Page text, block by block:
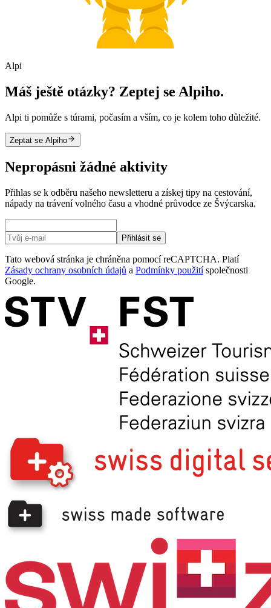
Alpi
Máš ještě otázky? Zeptej se Alpiho.
Alpi ti pomůže s túrami, počasím a vším, co je kolem toho důležité.
Zeptat se Alpiho
Nepropásni žádné aktivity
Přihlas se k odběru našeho newsletteru a získej tipy na cestování,
nápady na trávení volného času a vhodné průvodce ze Švýcarska.
Přihlásit se
Tato webová stránka je chráněna pomocí reCAPTCHA. Platí
Zásady ochrany osobních údajů a Podmínky použitíspolečnosti
Google.